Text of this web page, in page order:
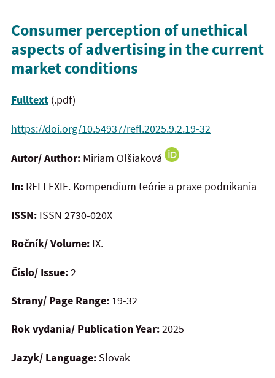
Consumer perception of unethical
aspects of advertising in the current
market conditions
Fulltext (.pdf)
https://doi.org/10.54937/refl.2025.9.2.19-32
Autor/ Author: Miriam Olšiaková
In: REFLEXIE. Kompendium teórie a praxe podnikania
ISSN: ISSN 2730-020X
Ročník/ Volume: IX.
Číslo/ Issue:2
Strany/ Page Range: 19-32
Rok vydania/ Publication Year:2025
Jazyk/ Language: Slovak